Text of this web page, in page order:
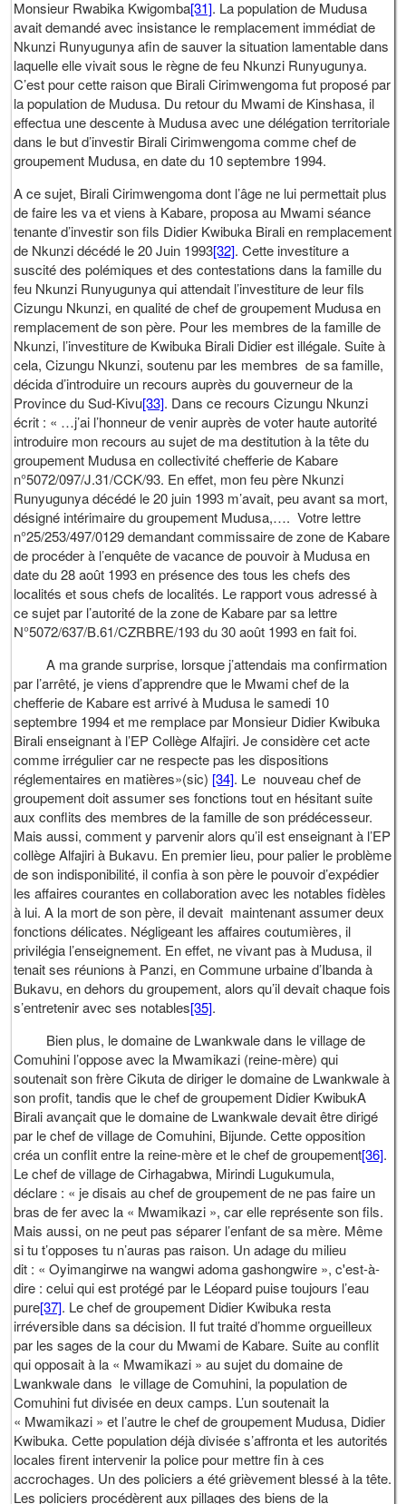
Monsieur Rwabika Kwigomba[31]. La population de Mudusa
avait demandé avec insistance le remplacement immédiat de
Nkunzi Runyugunya afin de sauver la situation lamentable dans
laquelle elle vivait sous le règne de feu Nkunzi Runyugunya.
C’est pour cette raison que Birali Cirimwengoma fut proposé par
la population de Mudusa. Du retour du Mwami de Kinshasa, il
effectua une descente à Mudusa avec une délégation territoriale
dans le but d’investir Birali Cirimwengoma comme chef de
groupement Mudusa, en date du 10 septembre 1994.
A ce sujet, Birali Cirimwengoma dont l’âge ne lui permettait plus
de faire les va et viens à Kabare, proposa au Mwami séance
tenante d’investir son fils Didier Kwibuka Birali en remplacement
de Nkunzi décédé le 20 Juin 1993[32]. Cette investiture a
suscité des polémiques et des contestations dans la famille du
feu Nkunzi Runyugunya qui attendait l’investiture de leur fils
Cizungu Nkunzi, en qualité de chef de groupement Mudusa en
remplacement de son père. Pour les membres de la famille de
Nkunzi, l’investiture de Kwibuka Birali Didier est illégale. Suite à
cela, Cizungu Nkunzi, soutenu par les membres de sa famille,
décida d’introduire un recours auprès du gouverneur de la
Province du Sud-Kivu[33]. Dans ce recours Cizungu Nkunzi
écrit : « …j’ai l’honneur de venir auprès de voter haute autorité
introduire mon recours au sujet de ma destitution à la tête du
groupement Mudusa en collectivité chefferie de Kabare
n°5072/097/J.31/CCK/93. En effet, mon feu père Nkunzi
Runyugunya décédé le 20 juin 1993 m’avait, peu avant sa mort,
désigné intérimaire du groupement Mudusa,…. Votre lettre
n°25/253/497/0129 demandant commissaire de zone de Kabare
de procéder à l’enquête de vacance de pouvoir à Mudusa en
date du 28 août 1993 en présence des tous les chefs des
localités et sous chefs de localités. Le rapport vous adressé à
ce sujet par l’autorité de la zone de Kabare par sa lettre
N°5072/637/B.61/CZRBRE/193 du 30 août 1993 en fait foi.
A ma grande surprise, lorsque j’attendais ma confirmation
par l’arrêté, je viens d’apprendre que le Mwami chef de la
chefferie de Kabare est arrivé à Mudusa le samedi 10
septembre 1994 et me remplace par Monsieur Didier Kwibuka
Birali enseignant à l’EP Collège Alfajiri. Je considère cet acte
comme irrégulier car ne respecte pas les dispositions
réglementaires en matières»(sic) [34]. Le nouveau chef de
groupement doit assumer ses fonctions tout en hésitant suite
aux conflits des membres de la famille de son prédécesseur.
Mais aussi, comment y parvenir alors qu’il est enseignant à l’EP
collège Alfajiri à Bukavu. En premier lieu, pour palier le problème
de son indisponibilité, il confia à son père le pouvoir d’expédier
les affaires courantes en collaboration avec les notables fidèles
à lui. A la mort de son père, il devait maintenant assumer deux
fonctions délicates. Négligeant les affaires coutumières, il
privilégia l’enseignement. En effet, ne vivant pas à Mudusa, il
tenait ses réunions à Panzi, en Commune urbaine d’Ibanda à
Bukavu, en dehors du groupement, alors qu’il devait chaque fois
s’entretenir avec ses notables[35].
Bien plus, le domaine de Lwankwale dans le village de
Comuhini l’oppose avec la Mwamikazi (reine-mère) qui
soutenait son frère Cikuta de diriger le domaine de Lwankwale à
son profit, tandis que le chef de groupement Didier KwibukA
Birali avançait que le domaine de Lwankwale devait être dirigé
par le chef de village de Comuhini, Bijunde. Cette opposition
créa un conflit entre la reine-mère et le chef de groupement[36].
Le chef de village de Cirhagabwa, Mirindi Lugukumula,
déclare : « je disais au chef de groupement de ne pas faire un
bras de fer avec la « Mwamikazi », car elle représente son fils.
Mais aussi, on ne peut pas séparer l’enfant de sa mère. Même
si tu t’opposes tu n’auras pas raison. Un adage du milieu
dit : « Oyimangirwe na wangwi adoma gashongwire », c'est-à-
dire : celui qui est protégé par le Léopard puise toujours l’eau
pure[37]. Le chef de groupement Didier Kwibuka resta
irréversible dans sa décision. Il fut traité d’homme orgueilleux
par les sages de la cour du Mwami de Kabare. Suite au conflit
qui opposait à la « Mwamikazi » au sujet du domaine de
Lwankwale dans le village de Comuhini, la population de
Comuhini fut divisée en deux camps. L’un soutenait la
« Mwamikazi » et l’autre le chef de groupement Mudusa, Didier
Kwibuka. Cette population déjà divisée s’affronta et les autorités
locales firent intervenir la police pour mettre fin à ces
accrochages. Un des policiers a été grièvement blessé à la tête.
Les policiers procédèrent aux pillages des biens de la